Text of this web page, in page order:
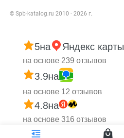
© Spb-katalog.ru 2010 - 2026 г.
5на Яндекс карты
на основе 239 отзывов
3.9на
на основе 12 отзывов
4.8на
на основе 316 отзывов